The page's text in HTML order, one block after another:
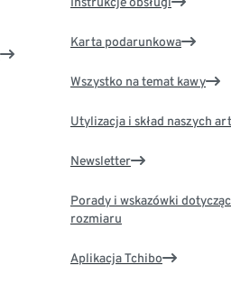
Karta podarunkowa
Wszystko na temat kawy
Utylizacja i skład naszych
Newsletter
Porady i wskazówki
rozmiaru
Aplikacja Tchibo